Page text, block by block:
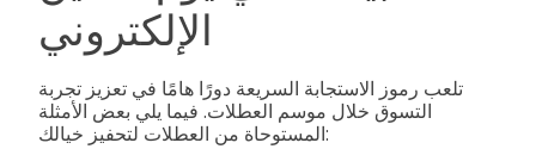
الإلكتروني
تلعب رموز الاستجابة السريعة دورًا هامًا في تعزيز تجربة
التسوق خلال موسم العطلات. فيما يلي بعض الأمثلة
المستوحاة من العطلات لتحفيز خيالك: